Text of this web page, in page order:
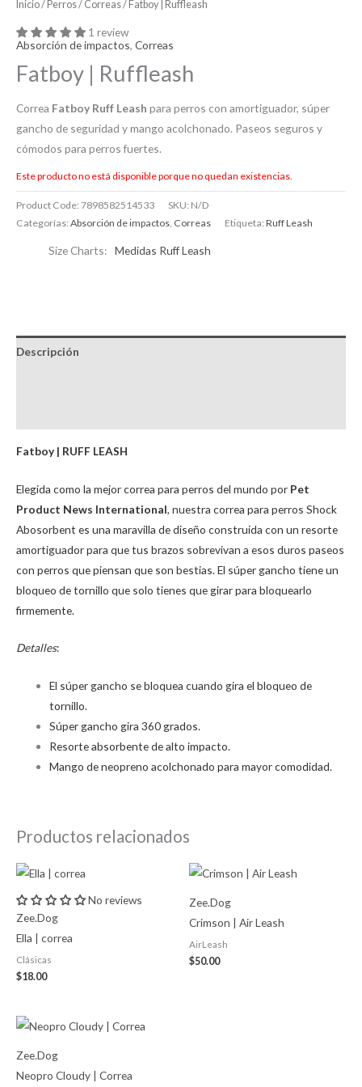
Inicio/ Perros/ Correas/ Fatboy | Ruffleash
1 review
Absorción de impactos, Correas
Fatboy | Ruffleash
Correa Fatboy Ruff Leash para perros con amortiguador, súper
gancho de seguridad y mango acolchonado. Paseos seguros y
cómodos para perros fuertes.
Este producto no está disponible porque no quedan existencias.
Product Code:7898582514533 SKU: N/D
Categorías:Absorción de impactos Correas Etiqueta:Ruff Leash
Size Charts Medidas Ruff Leash
Descripción
Fatboy | RUFF LEASH
Elegida como la mejor correa para perros del mundo por Pet
Product News International, nuestra correa para perros Shock
Abosorbent es una maravilla de diseño construida con un resorte
amortiguador para que tus brazos sobrevivan a esos duros paseos
con perros que piensan que son bestias. El súper gancho tiene un
bloqueo de tornillo que solo tienes que girar para bloquearlo
firmemente.
Detalles:
El súper gancho se bloquea cuando gira el bloqueo de
tornillo.
Súper gancho gira 360 grados.
Resorte absorbente de alto impacto.
Mango de neopreno acolchonado para mayor comodidad.
Productos relacionados
No reviews
Zee.Dog
Ella | correa
Clásicas
$18.00
Zee.Dog
Crimson | Air Leash
AirLeash
$50.00
Zee.Dog
Neopro Cloudy | Correa